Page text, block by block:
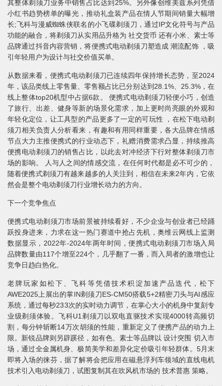
其整体剃须刀业务中销售占比达到25%。另外像创维美兹系列凭借
小红书趋势榜单的曝光，推动礼盒装产品在情人节期间销量大幅增
长;飞科与漫威蜘蛛侠联名的小飞碟剃须刀，通过IP文化符号与产品
功能的融合，将剃须刀从实用品升格为 社交货币 还有小米、素士等
品牌通过抖音内容营销，将便携式电动剃须刀塑造成 潮流配饰 ，吸
引年轻用户为设计与社交价值买单。
从数据来看，便携式电动剃须刀已连续四年保持增长态势，至2024
年，该品类线上零售量、零售额占比已分别达到28.1%、25.3%，在
线上整体top20机型中占据6款。 便携式电动剃须刀轻便小巧，创造
了旅行、出差、健身等新的场景化需求，加上更时尚亮眼的外观和
年轻化定位，让工具型的产品更多了一定的可玩性 ，在松下电动剃
须刀相关负责人分析看来，有趣和有用同样重要，各大品牌在情感
节点大力主推便携式的行业动态下，礼赠消费需求凸显，持续推高
便携电动剃须刀的销售占比，以此去对冲经济下行对整体剃须刀市
场的影响。 人与人之间的情感交流，在任何时代都是必不可少的，
随着便携式剃须刀有越来越多的人关注到，相信在未来2年内，它依
然会是整个电动剃须刀行业增长动力的方向。
下一个竞争焦点
便携式电动剃须刀市场前景被持续看好，不少企业与创业者已经踊
跃投身进来，力求在这一热门赛道中抢占先机，奥维云网线上监测
数据显示，2022年-2024年两年时间，便携式电动剃须刀市场入局
品牌数量由117个增至224个，几乎翻了一番，而入局者的激增也让
竞争日趋白热化。
老牌玩家如松下、飞科等凭借技术积淀加速产品迭代，松下
AWE2025上展出的掌IN剃须刀ES-CM50搭载5+2精密刀头与AI感应
系统，通过每秒233次的实时动力调节，在掌心大小的机身中复刻专
业级剃须体验。飞科U1剃须刀以双电直驱技术实现4000转高频切
割，每分钟斩断14万次胡须的性能，重新定义了便携产品的动力上
限。新锐品牌则另辟蹊径，如有色、素士等品牌以 设计突围 切入市
场，通过全金属机身、极简美学和差异化定价吸引年轻群体。5月末
即将入场的徕芬，据了解将会把应用在磁悬浮列车领域的直线电机
技术引入电动剃须刀，试图复制其在吹风机市场的 技术普惠 策略。